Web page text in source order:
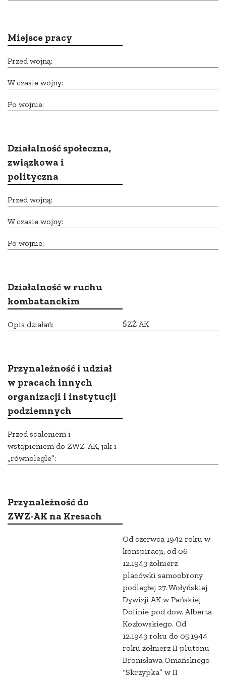
Miejsce pracy
Przed wojną:
W czasie wojny:
Po wojnie:
Działalność społeczna,
związkowa i
polityczna
Przed wojną:
W czasie wojny:
Po wojnie:
Działalność w ruchu
kombatanckim
Opis działań: ŚZŻ AK
Przynależność i udział
w pracach innych
organizacji i instytucji
podziemnych
Przed scaleniem i
wstąpieniem do ZWZ-AK, jak i
„równolegle”:
Przynależność do
ZWZ-AK na Kresach
Od czerwca 1942 roku w
konspiracji, od 06-
12.1943 żołnierz
placówki samoobrony
podległej 27. Wołyńskiej
Dywizji AK w Pańskiej
Dolinie pod dow. Alberta
Kozłowskiego. Od
12.1943 roku do 05.1944
roku żołnierz II plutonu
Bronisława Omańskiego
“Skrzypka” w II